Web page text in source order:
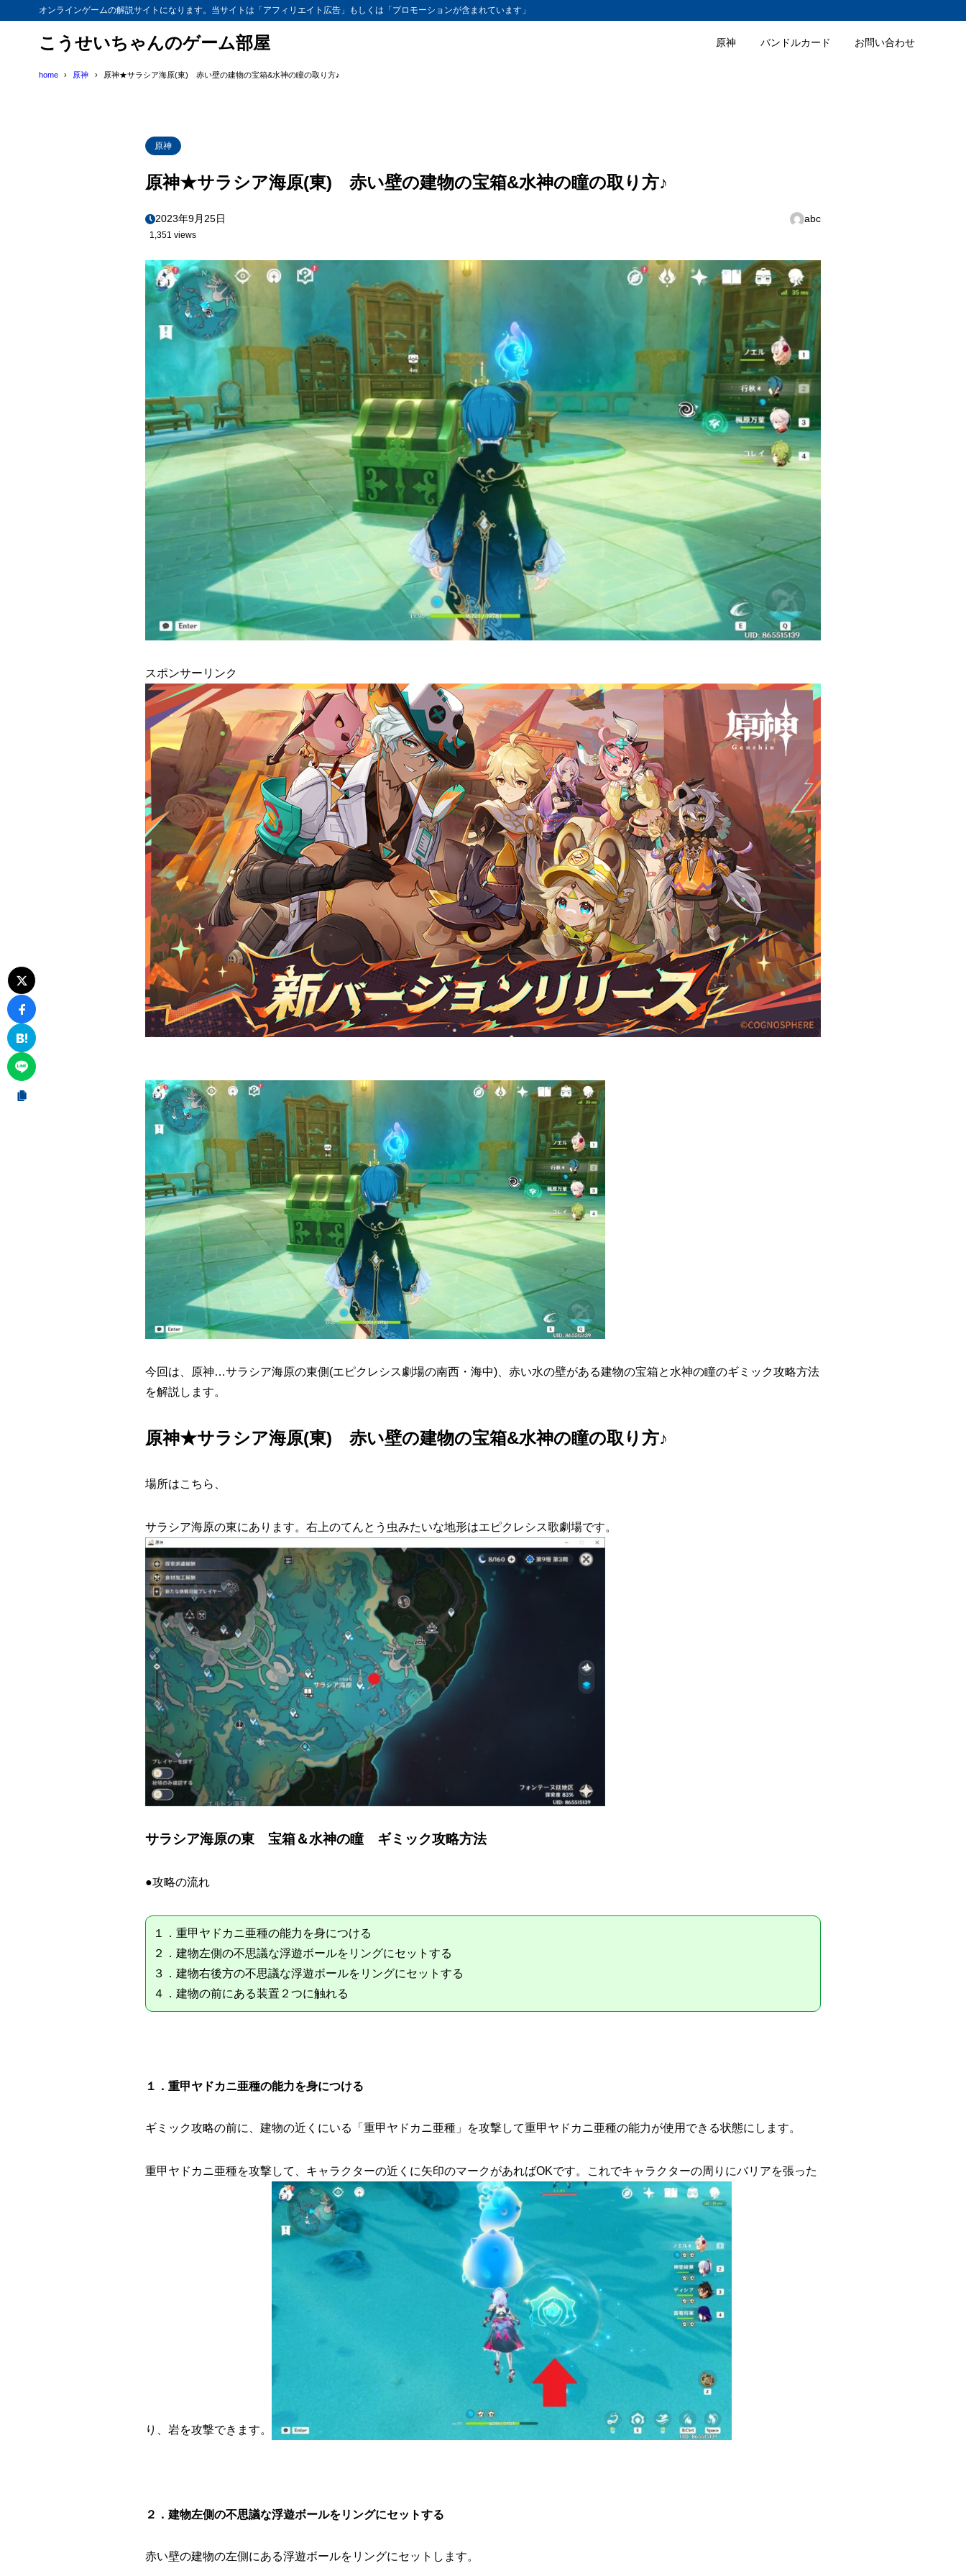
オンラインゲームの解説サイトになります。当サイトは「アフィリエイト広告」もしくは「プロモーションが含まれています」
こうせいちゃんのゲーム部屋 原神 バンドルカード お問い合わせ
home 原神 原神★サラシア海原(東) 赤い壁の建物の宝箱&水神の瞳の取り方♪
原神
原神★サラシア海原(東) 赤い壁の建物の宝箱&水神の瞳の取り方♪
2023年9月25日 abc
1,351 views
スポンサーリンク
今回は、原神…サラシア海原の東側(エピクレシス劇場の南西・海中)、赤い水の壁がある建物の宝箱と水神の瞳のギミック攻略方法
を解説します。
原神★サラシア海原(東) 赤い壁の建物の宝箱&水神の瞳の取り方♪
場所はこちら、
サラシア海原の東にあります。右上のてんとう虫みたいな地形はエピクレシス歌劇場です。
サラシア海原の東 宝箱＆水神の瞳 ギミック攻略方法
●攻略の流れ
１．重甲ヤドカニ亜種の能力を身につける
２．建物左側の不思議な浮遊ボールをリングにセットする
３．建物右後方の不思議な浮遊ボールをリングにセットする
４．建物の前にある装置２つに触れる
１．重甲ヤドカニ亜種の能力を身につける
ギミック攻略の前に、建物の近くにいる「重甲ヤドカニ亜種」を攻撃して重甲ヤドカニ亜種の能力が使用できる状態にします。
重甲ヤドカニ亜種を攻撃して、キャラクターの近くに矢印のマークがあればOKです。これでキャラクターの周りにバリアを張った
り、岩を攻撃できます。
２．建物左側の不思議な浮遊ボールをリングにセットする
赤い壁の建物の左側にある浮遊ボールをリングにセットします。